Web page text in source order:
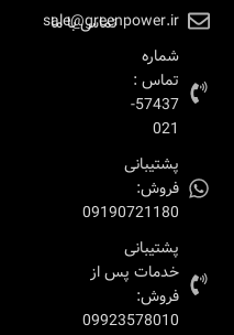
sale@greenpower.ir
شماره
تماس :
57437-
021
پشتیبانی
فروش:
09190721180
پشتیبانی
خدمات پس از
فروش:
09923578010
تماس با ما